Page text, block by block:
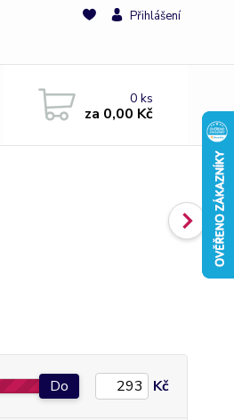
Přihlášení
0ks
za 0,00 Kč
Do Kč